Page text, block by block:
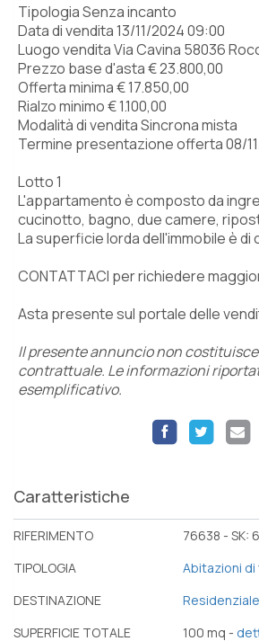
Tipologia Senza incanto
Data di vendita 13/11/2024 09:00
Luogo vendita Via Cavina 58036
Prezzo base d'asta € 23.800,00
Offerta minima € 17.850,00
Rialzo minimo € 1.100,00
Modalità di vendita Sincrona mista
Termine presentazione offerta 08/
Lotto 1
L'appartamento è composto da
cucinotto, bagno, due camere,
La superficie lorda dell'immobile è di
CONTATTACI per richiedere
Asta presente sul portale delle
Il presente annuncio non
contrattuale. Le informazioni
esemplificativo.
Caratteristiche
RIFERIMENTO
76638 - SK:
TIPOLOGIA
Abitazioni
DESTINAZIONE
Residenziale
SUPERFICIE TOTALE
100 mq -